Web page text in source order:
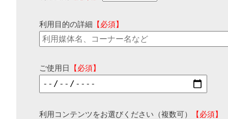
利用目的の詳細 【必須】
ご使用日 【必須】
利用コンテンツをお選びください（複数可）
【必須】